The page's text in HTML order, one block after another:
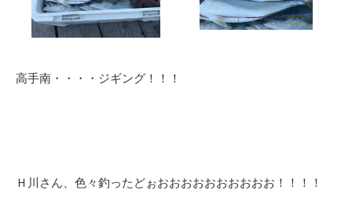
高手南・・・・ジギング！！！
Ｈ川さん、色々釣ったどぉおおおおおおおおおお！！！！